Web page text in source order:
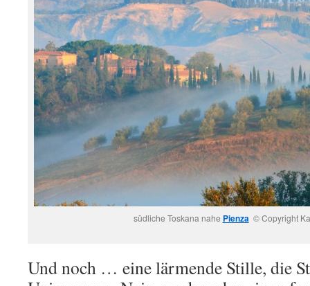
südliche Toskana nahe Pienza © Copyright
Und noch … eine lärmende Stille, die